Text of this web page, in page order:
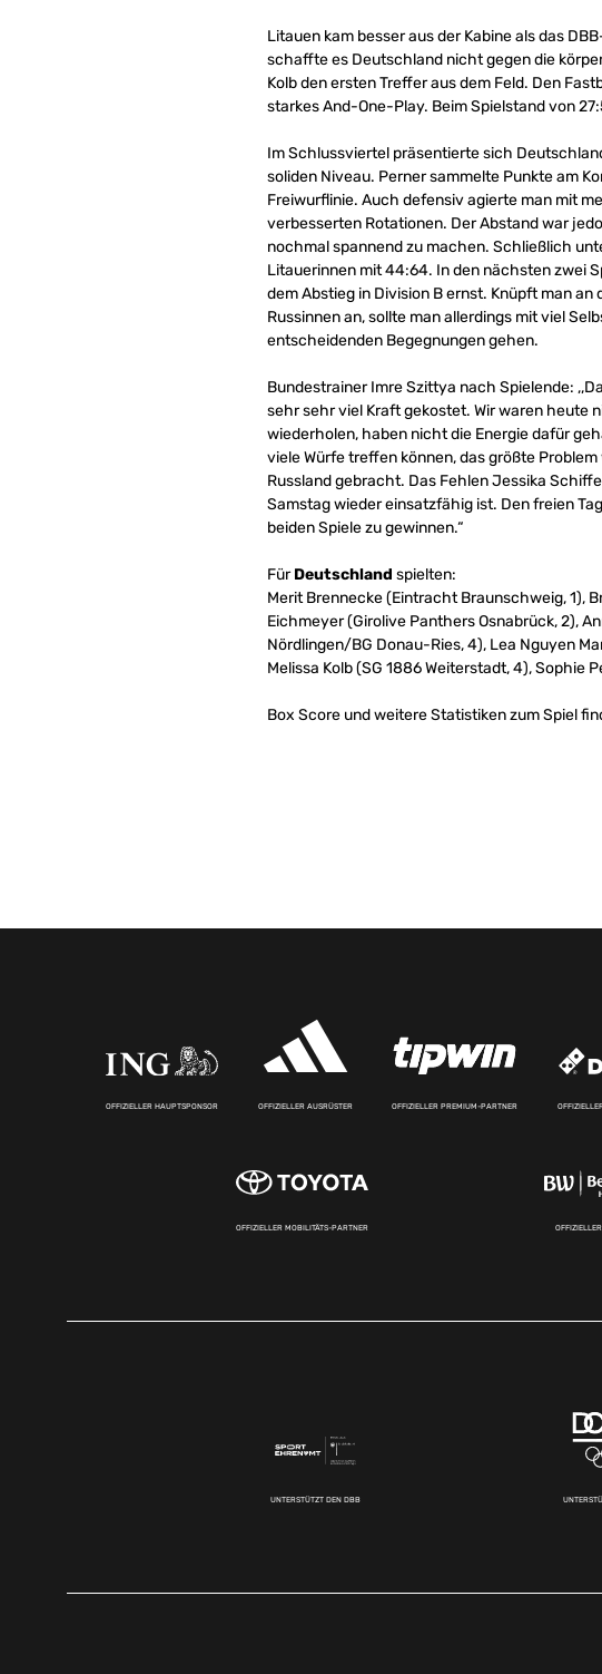
Litauen kam besser aus der Kabine als das
schaffte es Deutschland nicht gegen die
Kolb den ersten Treffer aus dem Feld. Den
starkes And-One-Play. Beim Spielstand von
Im Schlussviertel präsentierte sich
soliden Niveau. Perner sammelte Punkte am
Freiwurflinie. Auch defensiv agierte man mit
verbesserten Rotationen. Der Abstand war
nochmal spannend zu machen. Schließlich
Litauerinnen mit 44:64. In den nächsten zwei
dem Abstieg in Division B ernst. Knüpft man an
Russinnen an, sollte man allerdings mit viel
entscheidenden Begegnungen gehen.
Bundestrainer Imre Szittya nach Spielende:
sehr sehr viel Kraft gekostet. Wir waren heute
wiederholen, haben nicht die Energie dafür
viele Würfe treffen können, das größte
Russland gebracht. Das Fehlen Jessika
Samstag wieder einsatzfähig ist. Den freien
beiden Spiele zu gewinnen.“
FürDeutschland spielten:
Merit Brennecke (Eintracht Braunschweig, 1),
Eichmeyer (Girolive Panthers Osnabrück, 2),
Nördlingen/BG Donau-Ries, 4), Lea Nguyen
Melissa Kolb (SG 1886 Weiterstadt, 4), Sophie
Box Score und weitere Statistiken zum Spiel
OFFIZIELLER HAUPTSPONSOR OFFIZIELLER AUSRÜSTER OFFIZIELLER PREMIUM-PARTNER
OFFIZIELLER MOBILITÄTS-PARTNER
UNTERSTÜTZT DEN DBB